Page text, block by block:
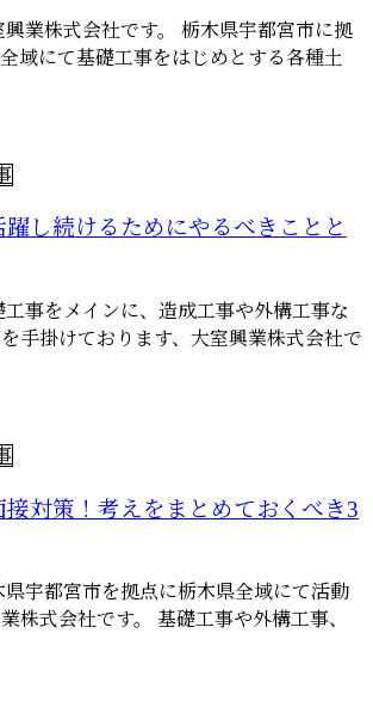
興業株式会社です。 栃木県宇都宮市に拠
域にて基礎工事をはじめとする各種土
し続けるためにやるべきことと
工事をメインに、造成工事や外構工事な
手掛けております、大室興業株式会社で
接対策！考えをまとめておくべき3
県宇都宮市を拠点に栃木県全域にて活動
株式会社です。 基礎工事や外構工事、